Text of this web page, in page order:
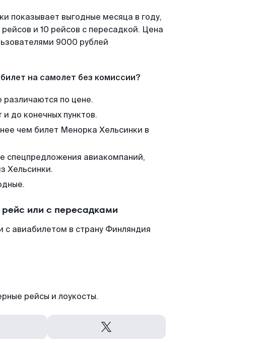
показывает выгодные месяца в году,
и 10 рейсов с пересадкой. Цена
9000 рублей
на самолет без комиссии?
различаются по цене.
до конечных пунктов.
чем билет Менорка Хельсинки в
спецпредложения авиакомпаний,
Хельсинки.
или с пересадками
авиабилетом в страну Финляндия
рейсы и лоукосты.